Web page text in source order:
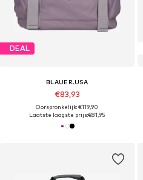
DEAL
BLAUER.USA
€83,93
Oorspronkelijk: €119,90
Laatste laagste prijs:€81,95